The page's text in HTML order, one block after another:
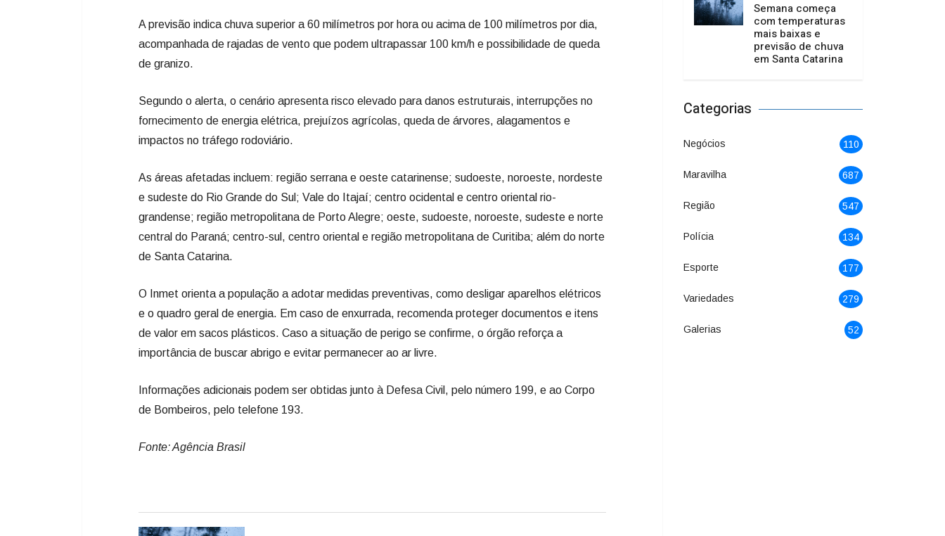
A previsão indica chuva superior a 60 milímetros por hora ou acima de 100 milímetros por dia,
acompanhada de rajadas de vento que podem ultrapassar 100 km/h e possibilidade de queda
de granizo.
Segundo o alerta, o cenário apresenta risco elevado para danos estruturais, interrupções no
fornecimento de energia elétrica, prejuízos agrícolas, queda de árvores, alagamentos e
impactos no tráfego rodoviário.
As áreas afetadas incluem: região serrana e oeste catarinense; sudoeste, noroeste, nordeste
e sudeste do Rio Grande do Sul; Vale do Itajaí; centro ocidental e centro oriental rio-
grandense; região metropolitana de Porto Alegre; oeste, sudoeste, noroeste, sudeste e norte
central do Paraná; centro-sul, centro oriental e região metropolitana de Curitiba; além do norte
de Santa Catarina.
O Inmet orienta a população a adotar medidas preventivas, como desligar aparelhos elétricos
e o quadro geral de energia. Em caso de enxurrada, recomenda proteger documentos e itens
de valor em sacos plásticos. Caso a situação de perigo se confirme, o órgão reforça a
importância de buscar abrigo e evitar permanecer ao ar livre.
Informações adicionais podem ser obtidas junto à Defesa Civil, pelo número 199, e ao Corpo
de Bombeiros, pelo telefone 193.
Fonte: Agência Brasil
Semana começa
com temperaturas
mais baixas e
previsão de chuva
em Santa Catarina
Categorias
Negócios 110
Maravilha 687
Região 547
Polícia 134
Esporte 177
Variedades 279
Galerias 52